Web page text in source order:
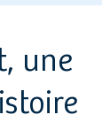
une